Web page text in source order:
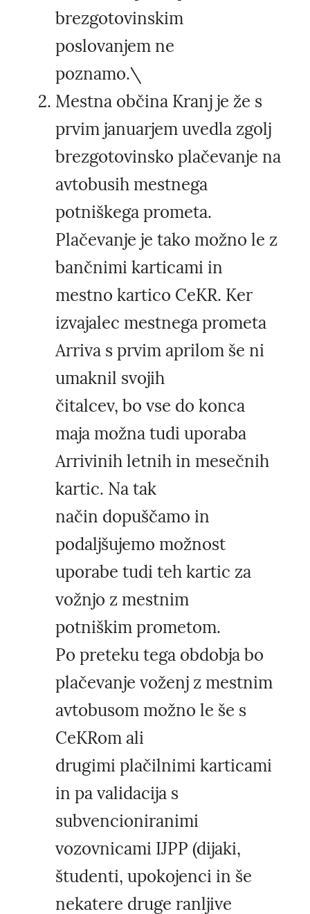
brezgotovinskim
poslovanjem ne
poznamo.\
Mestna občina Kranj je že s
prvim januarjem uvedla zgolj
brezgotovinsko plačevanje na
avtobusih mestnega
potniškega prometa.
Plačevanje je tako možno le z
bančnimi karticami in
mestno kartico CeKR. Ker
izvajalec mestnega prometa
Arriva s prvim aprilom še ni
umaknil svojih
čitalcev, bo vse do konca
maja možna tudi uporaba
Arrivinih letnih in mesečnih
kartic. Na tak
način dopuščamo in
podaljšujemo možnost
uporabe tudi teh kartic za
vožnjo z mestnim
potniškim prometom.
Po preteku tega obdobja bo
plačevanje voženj z mestnim
avtobusom možno le še s
CeKRom ali
drugimi plačilnimi karticami
in pa validacija s
subvencioniranimi
vozovnicami IJPP (dijaki,
študenti, upokojenci in še
nekatere druge ranljive